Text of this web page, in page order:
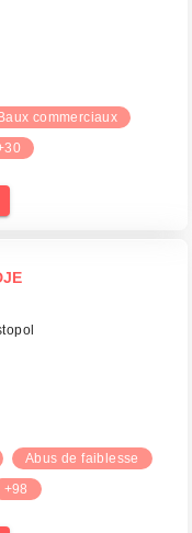
Baux commerciaux
Abus de faiblesse
+98